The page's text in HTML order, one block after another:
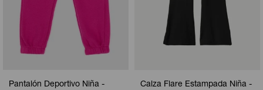
Pantalón Deportivo Niña -
Calza Flare Estampada Niña -